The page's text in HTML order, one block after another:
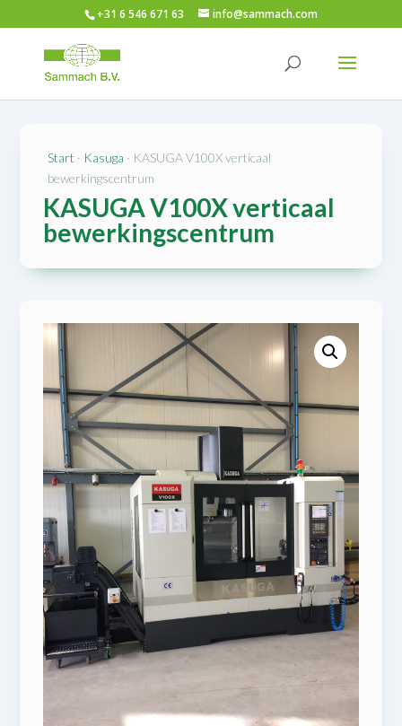
+31 6 546 671 63 info@sammach.com
SOLD/VERKOCHT
Start · Kasuga · KASUGA V100X verticaal
bewerkingscentrum
KASUGA V100X verticaal
bewerkingscentrum